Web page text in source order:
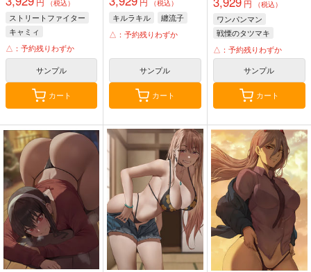
（税込）
ストリートファイター
キャミィ
△：予約残りわずか
サンプル
カート
（税込）
キルラキル
纏流子
△：予約残りわずか
サンプル
カート
円 （税込）
ワンパンマン
戦慄のタツマキ
△：予約残りわずか
サンプル
カート